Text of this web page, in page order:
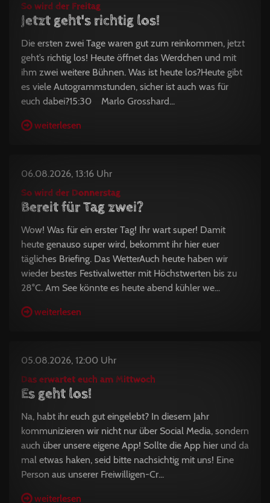
So wird der Freitag
Jetzt geht's richtig los!
Die ersten zwei Tage waren gut zum reinkommen, jetzt
geht’s richtig los! Heute öffnet das Werdchen und mit
ihm zwei weitere Bühnen. Was ist heute los?Heute gibt
es viele Autogrammstunden, sicher ist auch was für
euch dabei?15:30 Marlo Grosshard...
weiterlesen
06.08.2026, 13:16 Uhr
So wird der Donnerstag
Bereit für Tag zwei?
Wow! Was für ein erster Tag! Ihr wart super! Damit
heute genauso super wird, bekommt ihr hier euer
tägliches Briefing. Das WetterAuch heute haben wir
wieder bestes Festivalwetter mit Höchstwerten bis zu
28°C. Am See könnte es heute abend kühler we...
weiterlesen
05.08.2026, 12:00 Uhr
Das erwartet euch am Mittwoch
Es geht los!
Na, habt ihr euch gut eingelebt? In diesem Jahr
kommunizieren wir nicht nur über Social Media, sondern
auch über unsere eigene App! Sollte die App hier und da
mal etwas haken, seid bitte nachsichtig mit uns! Eine
Person aus unserer Freiwilligen-Cr...
weiterlesen